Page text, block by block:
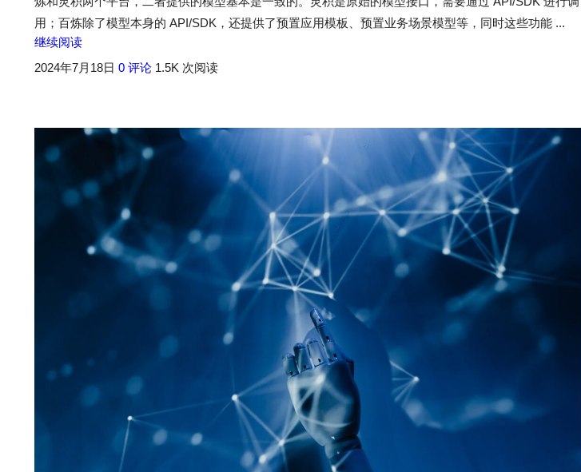
用；百炼除了模型本身的 API/SDK，还提供了预置应用模板、预置业务场景模型等，同时这些功能 ...
继续阅读
2024年7月18日 0 评论 1.5K 次阅读